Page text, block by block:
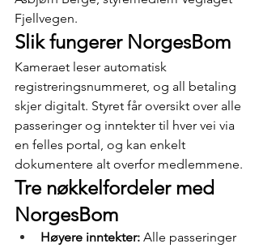
Fjellvegen.
Slik fungerer NorgesBom
Kameraet leser automatisk
registreringsnummeret, og all betaling
skjer digitalt. Styret får oversikt over alle
passeringer og inntekter til hver vei via
en felles portal, og kan enkelt
dokumentere alt overfor medlemmene.
Tre nøkkelfordeler med
NorgesBom
Høyere inntekter: Alle passeringer